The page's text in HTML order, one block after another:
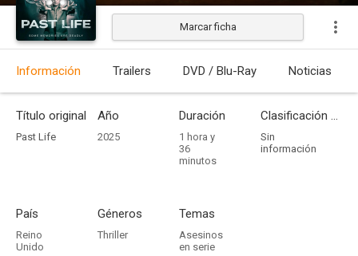
Estrenada
Marcar ficha
Información Trailers DVD / Blu-Ray Noticias
Título original
Past Life
Año
2025
Duración
1 hora y
36
minutos
Clasificación por edades
Sin
información
País
Reino
Unido
Géneros
Thriller
Temas
Asesinos
en serie